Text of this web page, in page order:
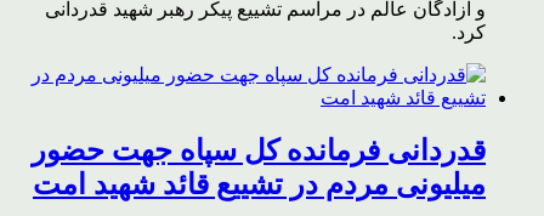
و آزادگان عالم در مراسم تشییع پیکر رهبر شهید قدردانی
کرد.
قدردانی فرمانده کل سپاه جهت حضور
میلیونی مردم در تشییع قائد شهید امت